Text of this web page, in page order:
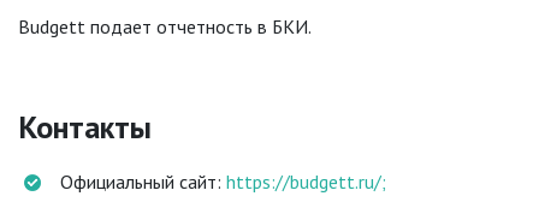
Budgett подает отчетность в БКИ.
Контакты
Официальный сайт: https://budgett.ru/;